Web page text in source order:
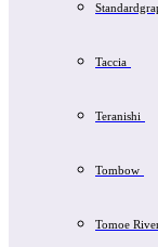
Taccia
Teranishi
Tombow
Tomoe